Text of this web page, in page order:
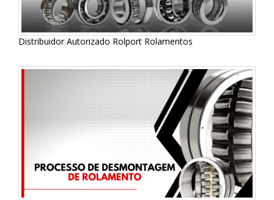
Distribuidor Autorizado Rolport Rolamentos